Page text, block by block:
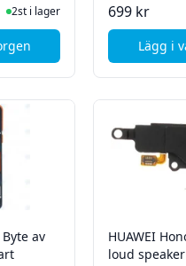
2st i lager
Honor 8 - Baksidebyte
699 kr
Lägg i
av
Svart
HUAWEI
loud speaker